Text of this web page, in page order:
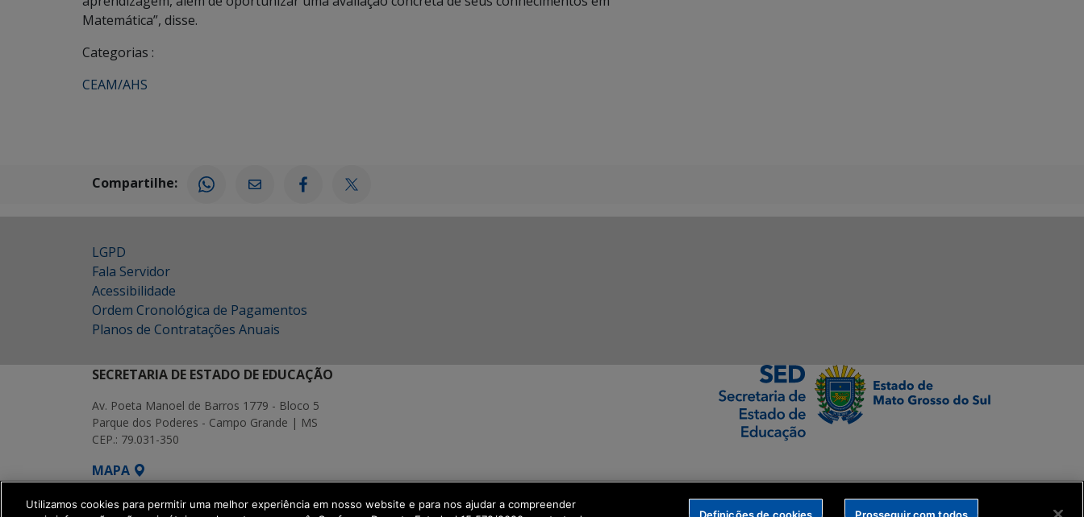
Matemática”, disse.
Categorias :
CEAM/AHS
Compartilhe:
LGPD
Fala Servidor
Acessibilidade
Ordem Cronológica de Pagamentos
Planos de Contratações Anuais
SECRETARIA DE ESTADO DE EDUCAÇÃO
Av. Poeta Manoel de Barros 1779 - Bloco 5
Parque dos Poderes - Campo Grande | MS
CEP.: 79.031-350
MAPA
SETDIG | Secretaria-Executiva de Transformação Digital
Utilizamos cookies para permitir uma melhor experiência em nosso website e para nos ajudar a compreender
Definições de cookies Prosseguir com todos